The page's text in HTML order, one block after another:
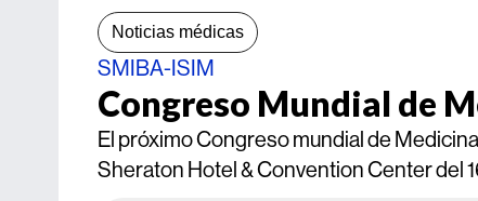
Noticias médicas
SMIBA-ISIM
Congreso Mundial de
El próximo Congreso mundial de
Sheraton Hotel & Convention Center del